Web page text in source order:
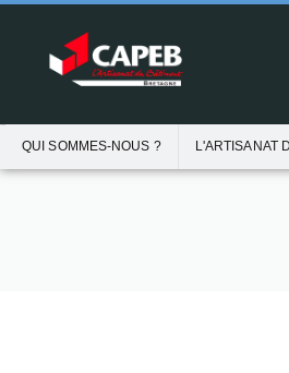
QUI SOMMES-NOUS ? L'ARTISANAT